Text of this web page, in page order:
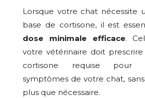
Lorsque votre chat nécessite
base de cortisone, il est
dose minimale efficace.
votre vétérinaire doit
cortisone requise pour
symptômes de votre chat,
plus que nécessaire.